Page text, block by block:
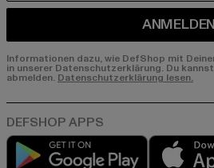
ANMELDEN
Informationen dazu, wie DefShop mit
in unserer Datenschutzerklärung. Du
abmelden. Datenschutzerklärung lesen.
Play